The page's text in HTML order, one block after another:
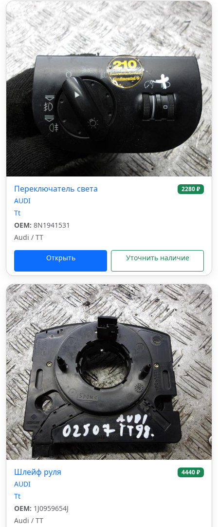
Переключатель света 2280 ₽
AUDI
Tt
OEM: 8N1941531
Audi / TT
Открыть Уточнить наличие
Шлейф руля 4440 ₽
AUDI
Tt
OEM: 1J0959654J
Audi / TT